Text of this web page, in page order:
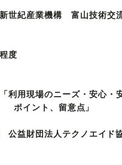
利用現場のニーズ・安心・
益財団法人テクノエイド